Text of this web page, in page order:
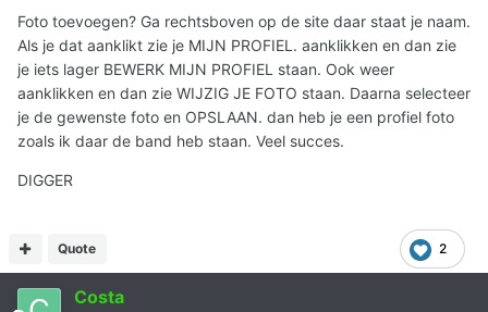
Foto toevoegen? Ga rechtsboven op de site daar staat je naam.
Als je dat aanklikt zie je MIJN PROFIEL. aanklikken en dan zie
je iets lager BEWERK MIJN PROFIEL staan. Ook weer
aanklikken en dan zie WIJZIG JE FOTO staan. Daarna selecteer
je de gewenste foto en OPSLAAN. dan heb je een profiel foto
zoals ik daar de band heb staan. Veel succes.
DIGGER
2
Quote
Costa